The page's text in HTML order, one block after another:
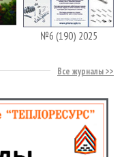
№6 (190) 2025
Все журналы